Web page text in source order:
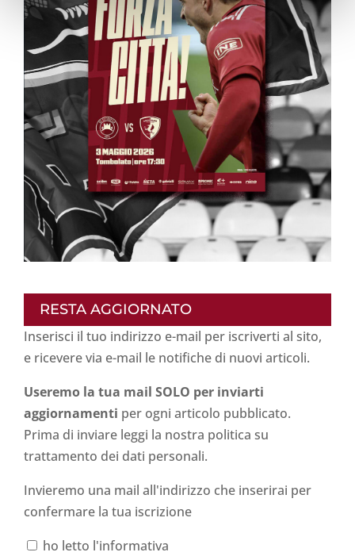
RESTA AGGIORNATO
Inserisci il tuo indirizzo e-mail per iscriverti al sito,
e ricevere via e-mail le notifiche di nuovi articoli.
Useremo la tua mail SOLO per inviarti
aggiornamenti per ogni articolo pubblicato.
Prima di inviare leggi la nostra politica su
trattamento dei dati personali.
Invieremo una mail all'indirizzo che inserirai per
confermare la tua iscrizione
ho letto l'informativa